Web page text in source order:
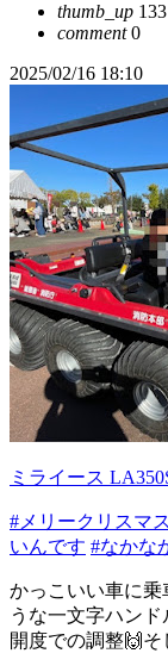
thumb_up 133
comment0
2025/02/16 18:10
ミライース
#メリークリスマ
いんです #なかな
かっこいい車に乗
うな一文字ハン
開度での調整🙌そ